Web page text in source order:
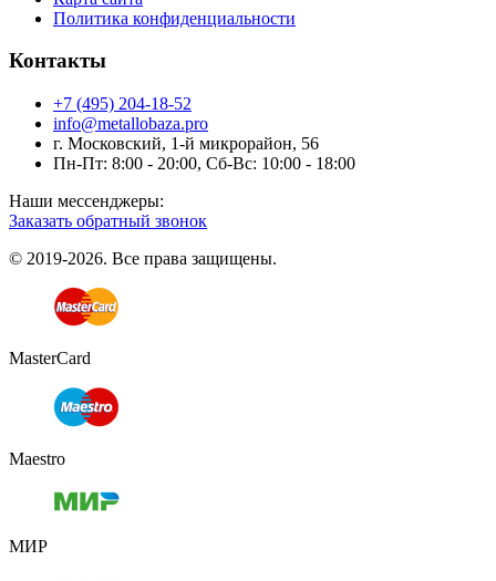
Политика конфиденциальности
Контакты
+7 (495) 204-18-52
info@metallobaza.pro
г. Московский, 1-й микрорайон, 56
Пн-Пт: 8:00 - 20:00, Сб-Вс: 10:00 - 18:00
Наши мессенджеры:
Заказать обратный звонок
© 2019-2026. Все права защищены.
MasterCard
Maestro
МИР